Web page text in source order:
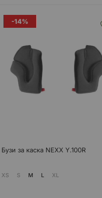
-14%
Бузи за каска NEXX Y.100R
XS S M L XL